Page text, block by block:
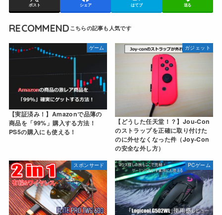
ポスト シェア はてブ 送る
RECOMMEND
ゲーム
【実証済み！】Amazonで品薄の
商品を「99%」購入する方法！
PS5の購入にも使える！
ガジェット
【どうした任天堂！？】Jou-Con
のストラップを正確に取り付けた
のに外せなくなった件（Joy-Con
の安全な外し方）
スポンサード PCゲーム